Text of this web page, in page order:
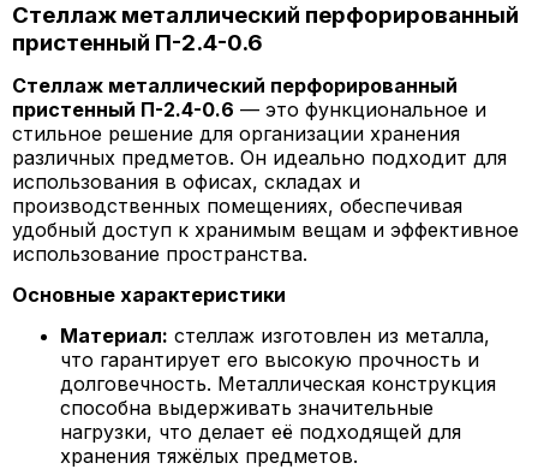
Стеллаж металлический перфорированный
пристенный П-2.4-0.6
Стеллаж металлический перфорированный
пристенный П-2.4-0.6 — это функциональное и
стильное решение для организации хранения
различных предметов. Он идеально подходит для
использования в офисах, складах и
производственных помещениях, обеспечивая
удобный доступ к хранимым вещам и эффективное
использование пространства.
Основные характеристики
Материал: стеллаж изготовлен из металла,
что гарантирует его высокую прочность и
долговечность. Металлическая конструкция
способна выдерживать значительные
нагрузки, что делает её подходящей для
хранения тяжёлых предметов.